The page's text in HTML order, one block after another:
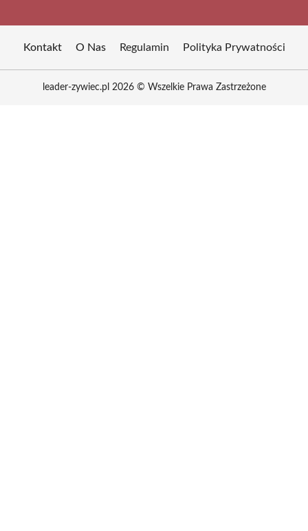
Kontakt O Nas Regulamin Polityka Prywatności
leader-zywiec.pl 2026 © Wszelkie Prawa Zastrzeżone